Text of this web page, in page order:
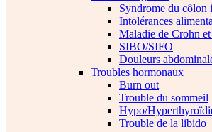
Syndrome du côlon
Intolérances
Maladie de Crohn
SIBO/SIFO
Douleurs
Troubles hormonaux
Burn out
Trouble du sommeil
Hypo/
Trouble de la libido